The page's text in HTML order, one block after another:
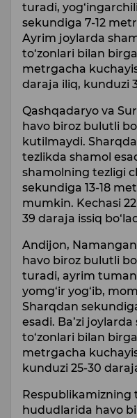
turadi,
sekundiga 7-12
Ayrim joylarda
to‘zonlari bilan
metrgacha
daraja iliq, kunduzi
Qashqadaryo va
havo biroz bulutli
kutilmaydi.
tezlikda shamol
shamolning tezligi
sekundiga 13-18
mumkin. Kechasi
39 daraja issiq
Andijon,
havo biroz bulutli
turadi, ayrim
yomg‘ir yog‘ib,
Sharqdan
esadi. Ba’zi
to‘zonlari bilan
metrgacha
kunduzi 25-30
Respublikamizning
hududlarida havo